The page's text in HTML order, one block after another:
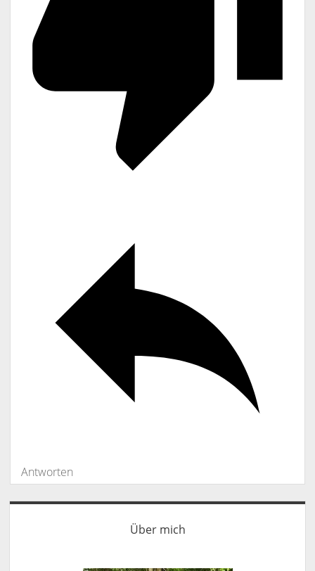
Antworten
Sidebar
Über mich